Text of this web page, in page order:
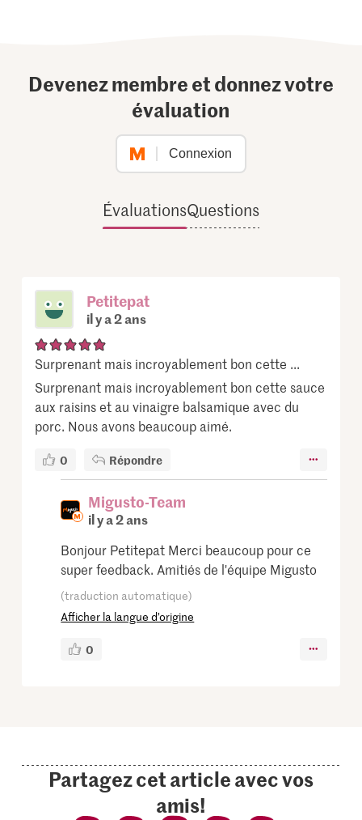
Devenez membre et donnez votre
évaluation
Connexion
ÉvaluationsQuestions
Petitepat
il y a 2 ans
Surprenant mais incroyablement bon cette ...
Surprenant mais incroyablement bon cette sauce
aux raisins et au vinaigre balsamique avec du
porc. Nous avons beaucoup aimé.
0 Répondre
Migusto-Team
il y a 2 ans
Bonjour Petitepat Merci beaucoup pour ce
super feedback. Amitiés de l'équipe Migusto
(traduction automatique)
Afficher la langue d’origine
0
Partagez cet article avec vos
amis!